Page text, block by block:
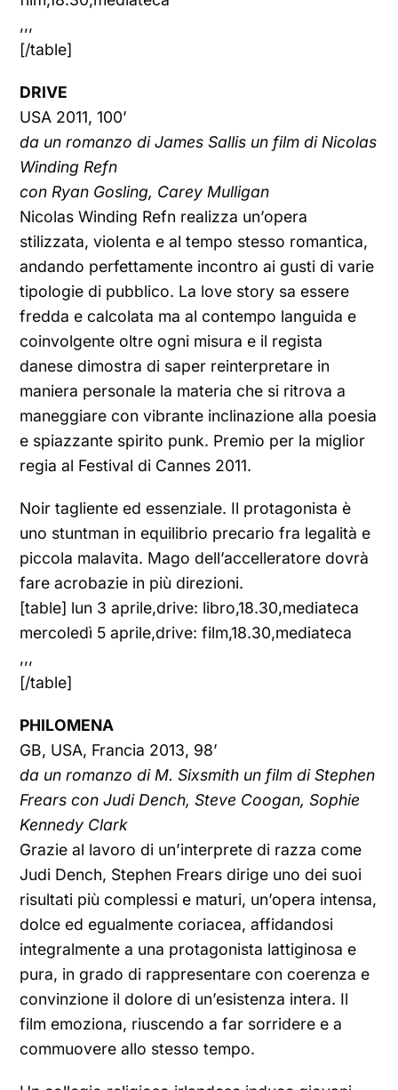
,,,
[/table]
DRIVE
USA 2011, 100’
da un romanzo di James Sallis un film di Nicolas
Winding Refn
con Ryan Gosling, Carey Mulligan
Nicolas Winding Refn realizza un’opera
stilizzata, violenta e al tempo stesso romantica,
andando perfettamente incontro ai gusti di varie
tipologie di pubblico. La love story sa essere
fredda e calcolata ma al contempo languida e
coinvolgente oltre ogni misura e il regista
danese dimostra di saper reinterpretare in
maniera personale la materia che si ritrova a
maneggiare con vibrante inclinazione alla poesia
e spiazzante spirito punk. Premio per la miglior
regia al Festival di Cannes 2011.
Noir tagliente ed essenziale. Il protagonista è
uno stuntman in equilibrio precario fra legalità e
piccola malavita. Mago dell’accelleratore dovrà
fare acrobazie in più direzioni.
[table] lun 3 aprile,drive: libro,18.30,mediateca
mercoledì 5 aprile,drive: film,18.30,mediateca
,,,
[/table]
PHILOMENA
GB, USA, Francia 2013, 98’
da un romanzo di M. Sixsmith un film di Stephen
Frears con Judi Dench, Steve Coogan, Sophie
Kennedy Clark
Grazie al lavoro di un’interprete di razza come
Judi Dench, Stephen Frears dirige uno dei suoi
risultati più complessi e maturi, un’opera intensa,
dolce ed egualmente coriacea, affidandosi
integralmente a una protagonista lattiginosa e
pura, in grado di rappresentare con coerenza e
convinzione il dolore di un’esistenza intera. Il
film emoziona, riuscendo a far sorridere e a
commuovere allo stesso tempo.